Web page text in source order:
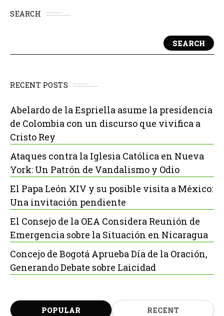
SEARCH
SEARCH
RECENT POSTS
Abelardo de la Espriella asume la presidencia
de Colombia con un discurso que vivifica a
Cristo Rey
Ataques contra la Iglesia Católica en Nueva
York: Un Patrón de Vandalismo y Odio
El Papa León XIV y su posible visita a México:
Una invitación pendiente
El Consejo de la OEA Considera Reunión de
Emergencia sobre la Situación en Nicaragua
Concejo de Bogotá Aprueba Día de la Oración,
Generando Debate sobre Laicidad
POPULAR RECENT